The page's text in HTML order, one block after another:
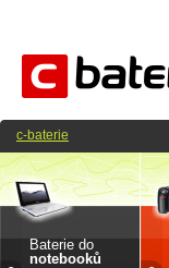
Baterie do
notebooků
c-baterie